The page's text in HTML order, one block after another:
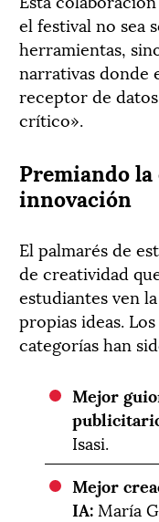
el festival no sea
herramientas,
narrativas donde
receptor de
crítico».
Premiando
innovación
El palmarés de
de creatividad
estudiantes ven
propias ideas.
categorías han
Mejor
Isasi.
Mejor
IA: María